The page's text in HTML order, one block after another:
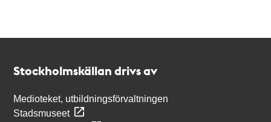
Stockholmskällan drivs av
Medioteket, utbildningsförvaltningen
Stadsmuseet